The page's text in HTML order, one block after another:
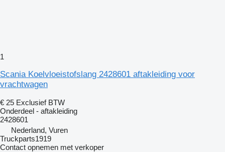
1
Scania Koelvloeistofslang 2428601 aftakleiding voor
vrachtwagen
€ 25 Exclusief BTW
Onderdeel - aftakleiding
2428601
Nederland, Vuren
Truckparts1919
Contact opnemen met verkoper